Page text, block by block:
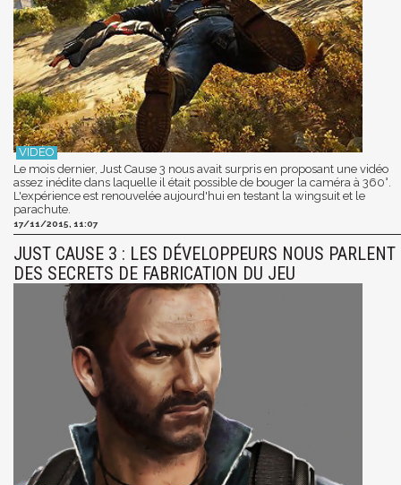
Le mois dernier, Just Cause 3 nous avait surpris en proposant une vidéo
assez inédite dans laquelle il était possible de bouger la caméra à 360°.
L'expérience est renouvelée aujourd'hui en testant la wingsuit et le
parachute.
17/11/2015, 11:07
JUST CAUSE 3 : LES DÉVELOPPEURS NOUS PARLENT
DES SECRETS DE FABRICATION DU JEU